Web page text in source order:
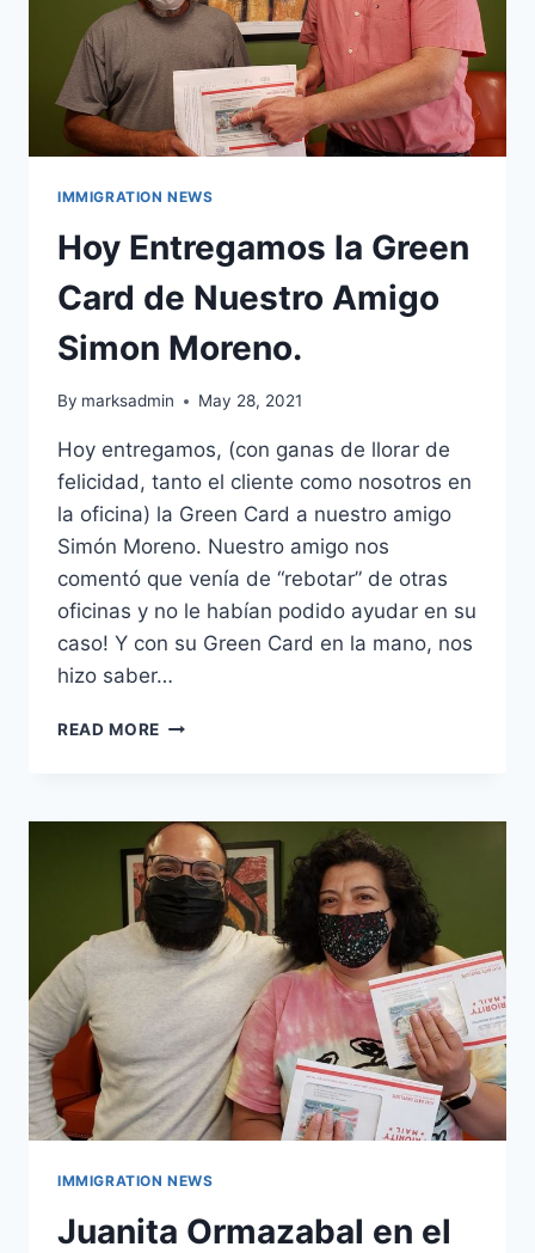
IMMIGRATION NEWS
Hoy Entregamos la Green
Card de Nuestro Amigo
Simon Moreno.
By marksadmin May 28, 2021
Hoy entregamos, (con ganas de llorar de
felicidad, tanto el cliente como nosotros en
la oficina) la Green Card a nuestro amigo
Simón Moreno. Nuestro amigo nos
comentó que venía de “rebotar” de otras
oficinas y no le habían podido ayudar en su
caso! Y con su Green Card en la mano, nos
hizo saber…
READ MORE
IMMIGRATION NEWS
Juanita Ormazabal en el